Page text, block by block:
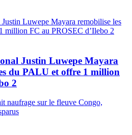
Justin Luwepe Mayara
du PALU et offre 1 million
2